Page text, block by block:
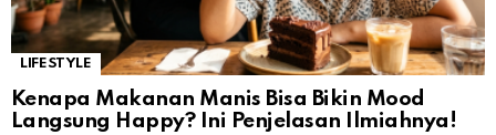
LIFESTYLE
Kenapa Makanan Manis Bisa Bikin Mood
Langsung Happy? Ini Penjelasan Ilmiahnya!